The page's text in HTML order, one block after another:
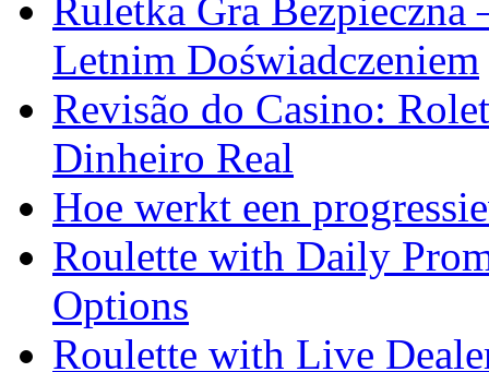
Ruletka Gra
Letnim Doświadczeniem
Revisão do Casino:
Dinheiro Real
Hoe werkt een
Roulette with Daily
Options
Roulette with Live